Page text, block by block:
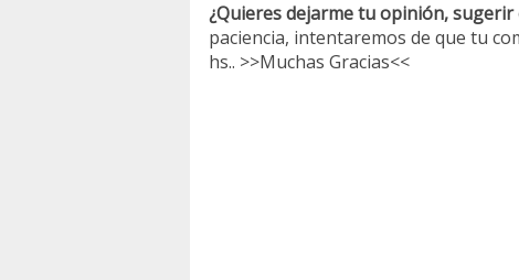
¿Quieres dejarme tu opinión,
paciencia, intentaremos de que tu
hs.. >>Muchas Gracias<<